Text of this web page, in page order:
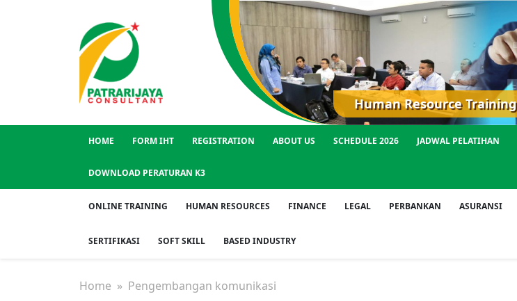
Human Resource Training
HOME FORM IHT REGISTRATION ABOUT US SCHEDULE 2026 JADWAL PELATIHAN
DOWNLOAD PERATURAN K3
ONLINE TRAINING HUMAN RESOURCES FINANCE LEGAL PERBANKAN ASURANSI
SERTIFIKASI SOFT SKILL BASED INDUSTRY
Home » Pengembangan komunikasi